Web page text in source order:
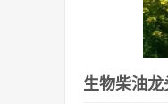
生物柴油龙